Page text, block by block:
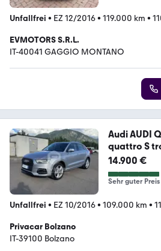
Unfallfrei • EZ 12/2016• 119.000 km •
EVMOTORS S.R.L.
IT-40041 GAGGIO MONTANO
Audi AUDI
quattro S
14.900 €
Sehr guter Preis
Unfallfrei • EZ 10/2016• 109.000 km •
Privacar Bolzano
IT-39100 Bolzano